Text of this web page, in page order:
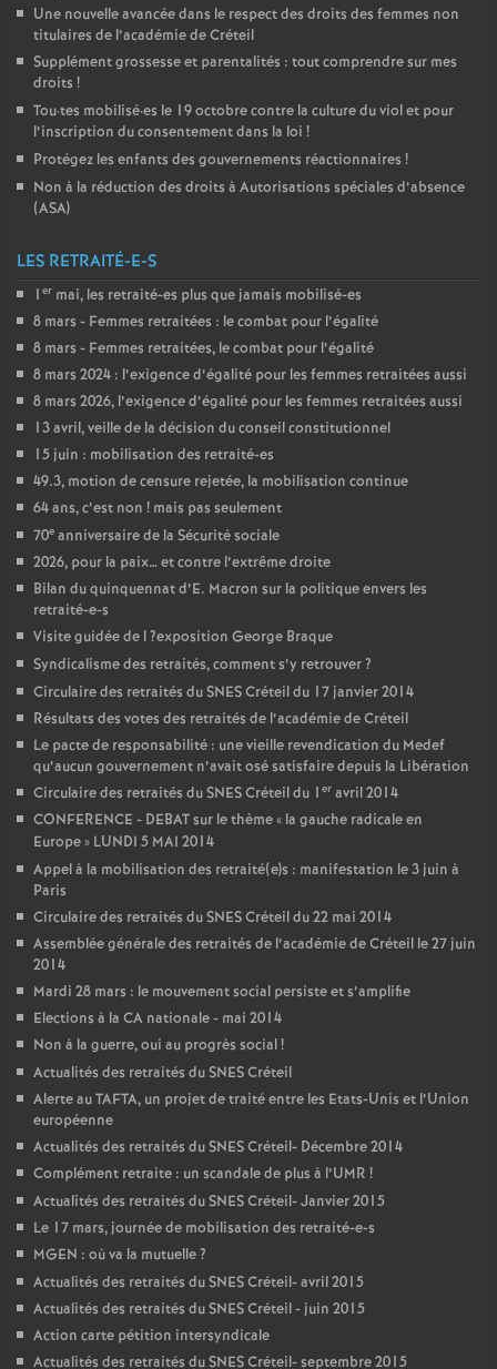
Une nouvelle avancée dans le respect des droits des femmes non
titulaires de l’académie de Créteil
Supplément grossesse et parentalités : tout comprendre sur mes
droits !
Tou·tes mobilisé·es le 19 octobre contre la culture du viol et pour
l’inscription du consentement dans la loi !
Protégez les enfants des gouvernements réactionnaires !
Non à la réduction des droits à Autorisations spéciales d’absence
(ASA)
LES RETRAITÉ-E-S
1 er mai, les retraité-es plus que jamais mobilisé-es
8 mars - Femmes retraitées : le combat pour l’égalité
8 mars - Femmes retraitées, le combat pour l’égalité
8 mars 2024 : l’exigence d’égalité pour les femmes retraitées aussi
8 mars 2026, l’exigence d’égalité pour les femmes retraitées aussi
13 avril, veille de la décision du conseil constitutionnel
15 juin : mobilisation des retraité-es
49.3, motion de censure rejetée, la mobilisation continue
64 ans, c’est non ! mais pas seulement
70e anniversaire de la Sécurité sociale
2026, pour la paix… et contre l’extrême droite
Bilan du quinquennat d’E. Macron sur la politique envers les
retraité-e-s
Visite guidée de l?exposition George Braque
Syndicalisme des retraités, comment s’y retrouver?
Circulaire des retraités duSNESCréteil du 17 janvier 2014
Résultats des votes des retraités de l’académie de Créteil
Le pacte de responsabilité : une vieille revendication du Medef
qu’aucun gouvernement n’avait osé satisfaire depuis la Libération
Circulaire des retraités duSNESCréteil du 1 er avril 2014
CONFERENCE - DEBATsur le thème « la gauche radicale en
Europe» LUNDI 5 MAI 2014
Appel à la mobilisation des retraité(e)s : manifestation le 3 juin à
Paris
Circulaire des retraités duSNESCréteil du 22 mai 2014
Assemblée générale des retraités de l’académie de Créteil le 27 juin
2014
Mardi 28 mars : le mouvement social persiste et s’amplifie
Elections à la CA nationale - mai 2014
Non à la guerre, oui au progrès social!
Actualités des retraités duSNESCréteil
Alerte auTAFTA, un projet de traité entre les Etats-Unis et l’Union
européenne
Actualités des retraités duSNESCréteil- Décembre 2014
Complément retraite : un scandale de plus à l’UMR !
Actualités des retraités duSNESCréteil- Janvier 2015
Le 17 mars, journée de mobilisation des retraité-e-s
MGEN : où va la mutuelle?
Actualités des retraités duSNESCréteil- avril 2015
Actualités des retraités duSNESCréteil - juin 2015
Action carte pétition intersyndicale
Actualités des retraités duSNESCréteil- septembre 2015